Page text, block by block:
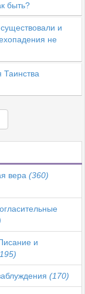
быть?
и
не
Таинства
вера (360)
и
(170)